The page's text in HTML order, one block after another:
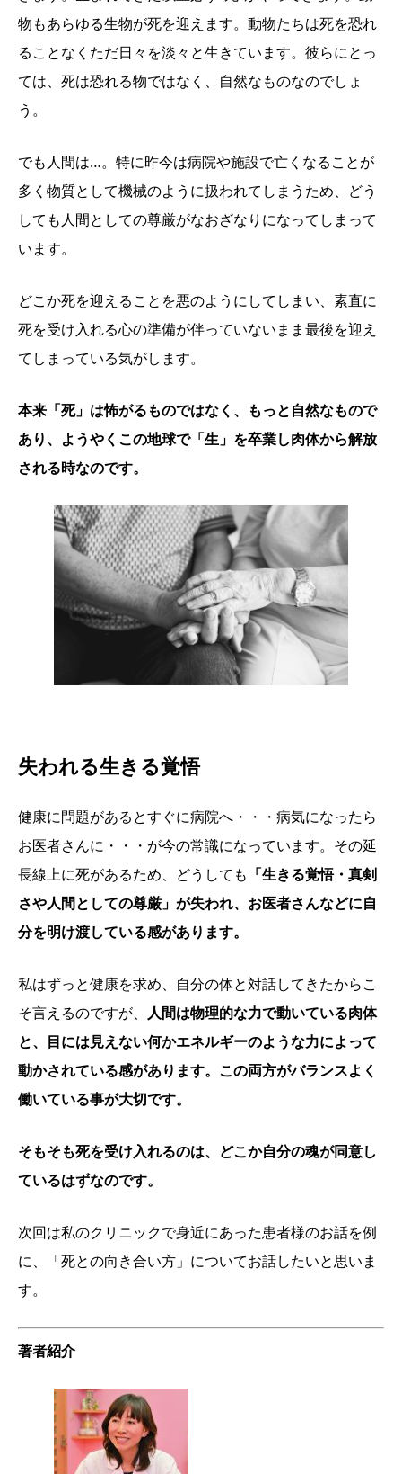
物もあらゆる生物が死を迎えます。動物たちは死を恐れ
ることなくただ日々を淡々と生きています。彼らにとっ
ては、死は恐れる物ではなく、自然なものなのでしょ
う。
でも人間は…。特に昨今は病院や施設で亡くなることが
多く物質として機械のように扱われてしまうため、どう
しても人間としての尊厳がなおざなりになってしまって
います。
どこか死を迎えることを悪のようにしてしまい、素直に
死を受け入れる心の準備が伴っていないまま最後を迎え
てしまっている気がします。
本来「死」は怖がるものではなく、もっと自然なもので
あり、ようやくこの地球で「生」を卒業し肉体から解放
される時なのです。
失われる生きる覚悟
健康に問題があるとすぐに病院へ・・・病気になったら
お医者さんに・・・が今の常識になっています。その延
長線上に死があるため、どうしても 「生きる覚悟・真剣
さや人間としての尊厳」が失われ、お医者さんなどに自
分を明け渡している感があります。
私はずっと健康を求め、自分の体と対話してきたからこ
そ言えるのですが、 人間は物理的な力で動いている肉体
と、目には見えない何かエネルギーのような力によって
動かされている感があります。この両方がバランスよく
働いている事が大切です。
そもそも死を受け入れるのは、どこか自分の魂が同意し
ているはずなのです。
次回は私のクリニックで身近にあった患者様のお話を例
に、「死との向き合い方」についてお話したいと思いま
す。
著者紹介